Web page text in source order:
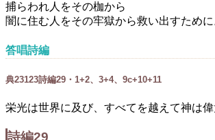
捕らわれ人をその枷から
闇に住む人をその牢獄から救い出すために
答唱詩編
典23123詩編29・1+2、3+4、9c+10+11
栄光は世界に及び、すべてを越えて神は偉
詩編29